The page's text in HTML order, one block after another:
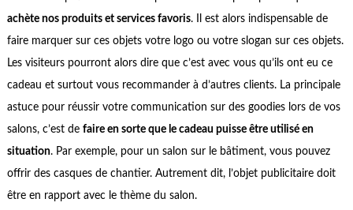
achète nos produits et services favoris. Il est alors indispensable de
faire marquer sur ces objets votre logo ou votre slogan sur ces objets.
Les visiteurs pourront alors dire que c’est avec vous qu’ils ont eu ce
cadeau et surtout vous recommander à d’autres clients. La principale
astuce pour réussir votre communication sur des goodies lors de vos
salons, c’est de faire en sorte que le cadeau puisse être utilisé en
situation. Par exemple, pour un salon sur le bâtiment, vous pouvez
offrir des casques de chantier. Autrement dit, l’objet publicitaire doit
être en rapport avec le thème du salon.